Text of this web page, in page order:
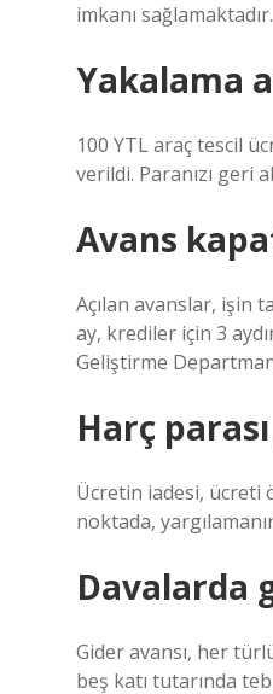
imkanı sağlamaktadır.
Yakalama
100 YTL araç tescil
verildi. Paranızı geri
Avans
Açılan avanslar, işin
ay, krediler için 3
Geliştirme
Harç
Ücretin iadesi, ücreti
noktada,
Davalarda
Gider avansı, her
beş katı tutarında